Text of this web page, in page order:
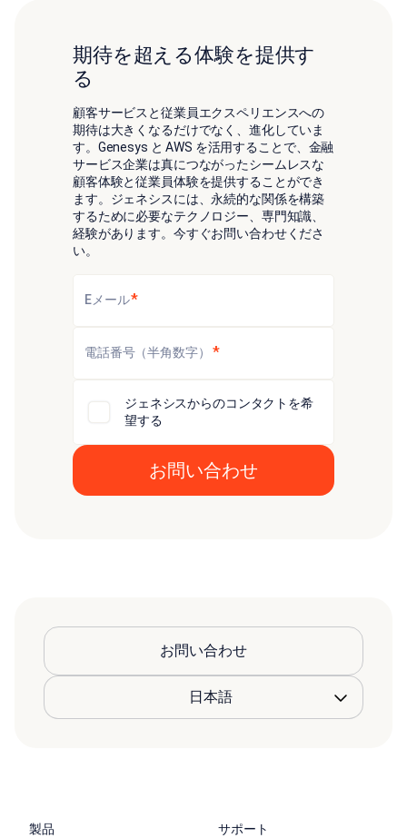
期待を超える体験を提供す
る
顧客サービスと従業員エクスペリエンスへの
期待は大きくなるだけでなく、進化していま
す。Genesys と AWS を活用することで、金融
サービス企業は真につながったシームレスな
顧客体験と従業員体験を提供することができ
ます。ジェネシスには、永続的な関係を構築
するために必要なテクノロジー、専門知識、
経験があります。今すぐお問い合わせくださ
い。
Eメール*
電話番号（半角数字） *
ジェネシスからのコンタクトを希
望する
お問い合わせ
製品 サポート